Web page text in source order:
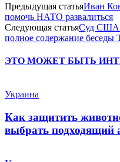
Предыдущая статьяИван
помочь НАТО развалиться
Следующая статьяСуд США
полное содержание беседы
ЭТО МОЖЕТ БЫТЬ
Украина
Как защитить
выбрать подходящий